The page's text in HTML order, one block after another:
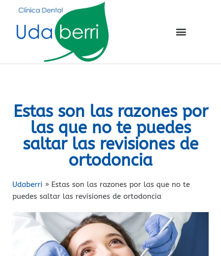
Estas son las razones por
las que no te puedes
saltar las revisiones de
ortodoncia
Udaberri » Estas son las razones por las que no te
puedes saltar las revisiones de ortodoncia